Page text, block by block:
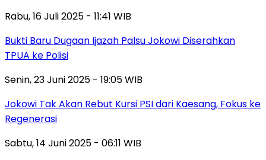
Rabu, 16 Juli 2025 - 11:41 WIB
Bukti Baru Dugaan Ijazah Palsu Jokowi Diserahkan
TPUA ke Polisi
Senin, 23 Juni 2025 - 19:05 WIB
Jokowi Tak Akan Rebut Kursi PSI dari Kaesang, Fokus ke
Regenerasi
Sabtu, 14 Juni 2025 - 06:11 WIB